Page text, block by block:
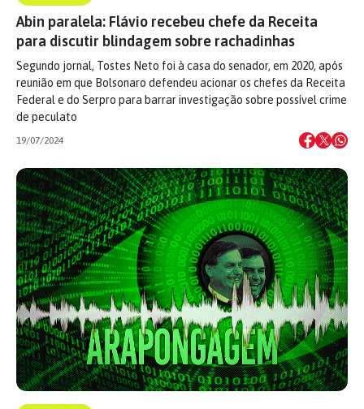
Abin paralela: Flávio recebeu chefe da Receita
para discutir blindagem sobre rachadinhas
Segundo jornal, Tostes Neto foi à casa do senador, em 2020, após
reunião em que Bolsonaro defendeu acionar os chefes da Receita
Federal e do Serpro para barrar investigação sobre possível crime
de peculato
19/07/2024